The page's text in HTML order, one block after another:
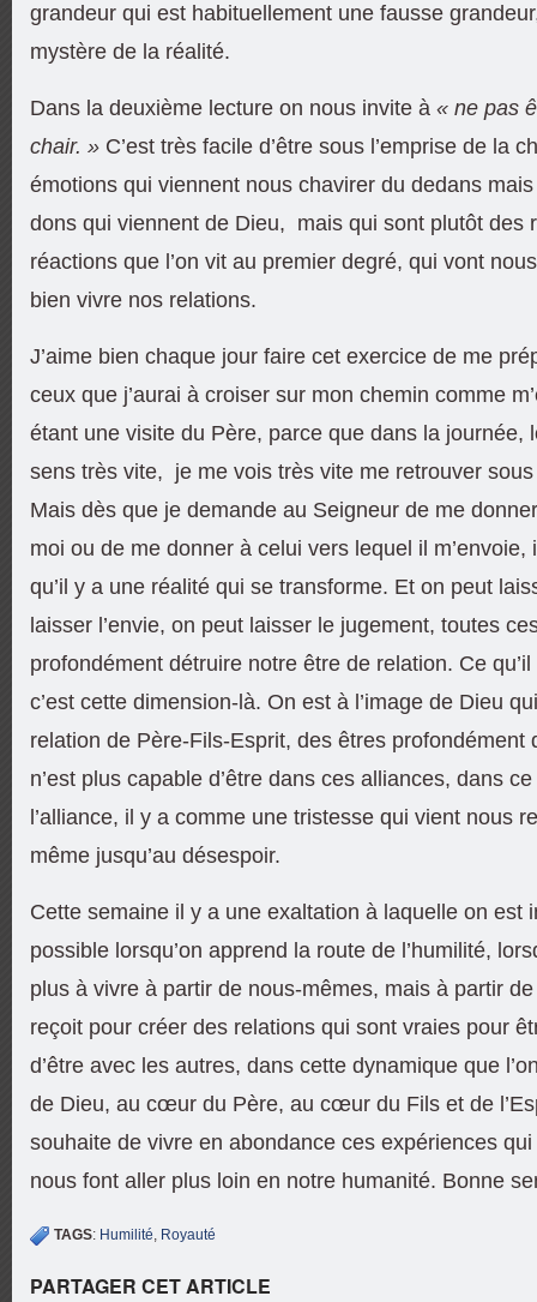
grandeur qui est habituellement une fausse
mystère de la réalité.
Dans la deuxième lecture on nous invite à « ne pas
chair. » C’est très facile d’être sous l’emprise de la
émotions qui viennent nous chavirer du dedans
dons qui viennent de Dieu, mais qui sont plutôt des
réactions que l’on vit au premier degré, qui vont
bien vivre nos relations.
J’aime bien chaque jour faire cet exercice de me
ceux que j’aurai à croiser sur mon chemin comme
étant une visite du Père, parce que dans la journée,
sens très vite, je me vois très vite me retrouver sous
Mais dès que je demande au Seigneur de me
moi ou de me donner à celui vers lequel il
qu’il y a une réalité qui se transforme. Et on peut
laisser l’envie, on peut laisser le jugement, toutes
profondément détruire notre être de relation. Ce
c’est cette dimension-là. On est à l’image de Dieu
relation de Père-Fils-Esprit, des êtres profondément
n’est plus capable d’être dans ces alliances, dans
l’alliance, il y a comme une tristesse qui vient nous
même jusqu’au désespoir.
Cette semaine il y a une exaltation à laquelle on est
possible lorsqu’on apprend la route de l’humilité,
plus à vivre à partir de nous-mêmes, mais à partir de
reçoit pour créer des relations qui sont vraies pour
d’être avec les autres, dans cette dynamique que
de Dieu, au cœur du Père, au cœur du Fils et de
souhaite de vivre en abondance ces expériences
nous font aller plus loin en notre humanité. Bonne
TAGS: Humilité, Royauté
PARTAGER CET ARTICLE